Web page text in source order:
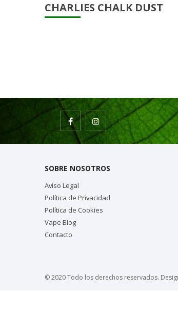
CHARLIES CHALK DUST
SOBRE NOSOTROS
Aviso Legal
Política de Privacidad
Política de Cookies
Vape Blog
Contacto
© 2020 Todo los derechos reservados.